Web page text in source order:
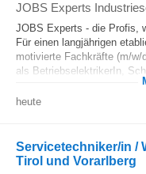
JOBS Experts
JOBS Experts - die Profis,
Für einen langjährigen
motivierte Fachkräfte (m/
als BetriebselektrikerIn,
heute
Servicetechniker/in /
Tirol und Vorarlberg